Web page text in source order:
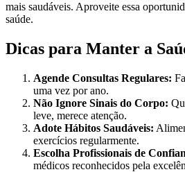
mais saudáveis. Aproveite essa
saúde.
Dicas para Manter a
Agende Consultas Regulares:
uma vez por ano.
Não Ignore Sinais do Corpo:
leve, merece atenção.
Adote Hábitos Saudáveis:
exercícios regularmente.
Escolha Profissionais de
médicos reconhecidos pela